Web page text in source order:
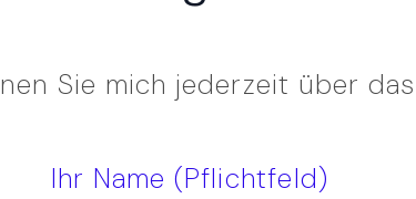
Sie mich jederzeit über
Ihr Name (Pflichtfeld)